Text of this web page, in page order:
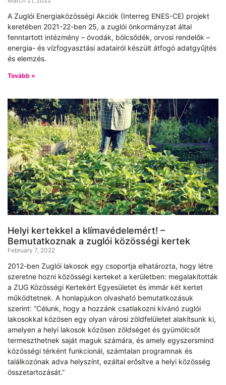
A Zuglói Energiaközösségi Akciók (Interreg ENES-CE) projekt
keretében 2021-22-ben 25, a zuglói önkormányzat által
fenntartott intézmény – óvodák, bölcsődék, orvosi rendelők –
energia- és vízfogyasztási adatairól készült átfogó adatgyűjtés
és elemzés.
Tovább »
Helyi kertekkel a klímavédelemért! –
Bemutatkoznak a zuglói közösségi kertek
February 7, 2022
2012-ben Zuglói lakosok egy csoportja elhatározta, hogy létre
szeretne hozni közösségi kerteket a kerületben: megalakították
a ZUG Közösségi Kertekért Egyesületet és immár két kertet
működtetnek. A honlapjukon olvasható bemutatkozásuk
szerint: “Célunk, hogy a hozzánk csatlakozni kívánó zuglói
lakosokkal közösen egy olyan városi zöldfelületet alakítsunk ki,
amelyen a helyi lakosok közösen zöldséget és gyümölcsöt
termeszthetnek saját maguk számára, és amely egyszersmind
közösségi térként funkcionál, számtalan programnak és
találkozónak adva helyszínt, ezáltal erősítve a helyi közösség
összetartozását.”